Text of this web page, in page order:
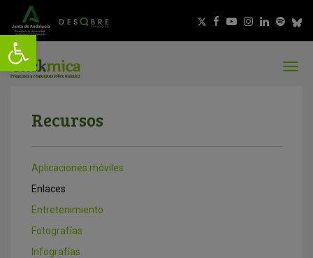
Recursos
Aplicaciones móviles
Enlaces
Entretenimiento
Fotografías
Infografías